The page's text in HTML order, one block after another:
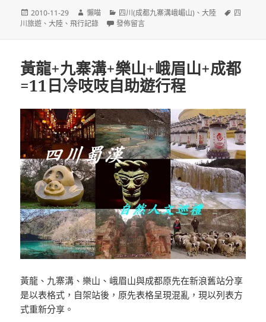
發
佈
2010-11-29
作
者
懶喵
分
類
四川(成都九寨溝峨嵋山) 、大陸
標
四
川旅遊 、大陸 、飛行記錄 在〈未知的旅程？飛向九寨仙境……〉
發佈留言
黃龍+九寨溝+樂山+峨眉山+成都
=11日冷吱吱自助遊行程
黃龍、九寨溝、樂山、峨眉山與成都原先在新浪舊站分享
是以表格式，自架站後，原先表格呈現混亂，現以列表方
式重新分享。